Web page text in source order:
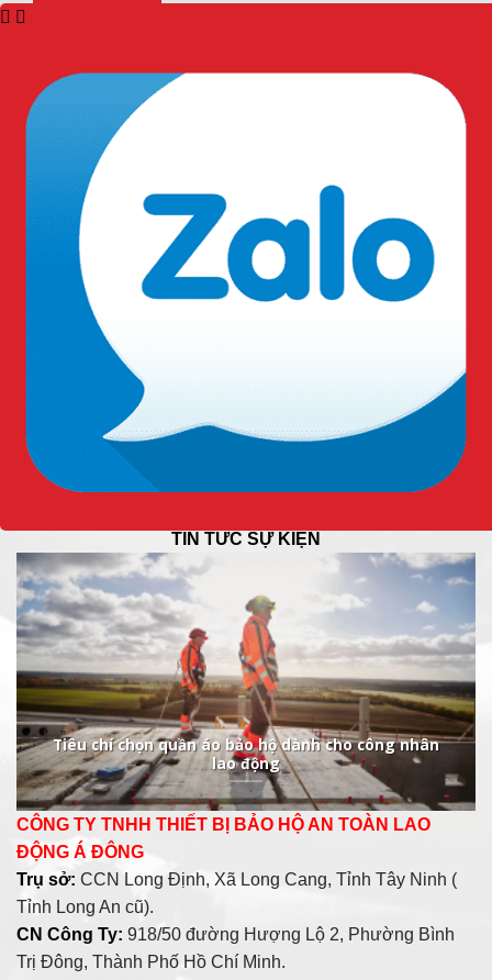
HỖ TRỢ KHÁCH HÀNG
TƯ VẤN KỸ THUẬT:
Hotline: 0909.568.729
TƯ VẤN SẢN PHẨM:
Hotline: 0909.568.729
Chính sách bảo mật
Thanh toán - vận chuyển
TIN TỨC SỰ KIỆN
Tiêu chí chọn quần áo bảo hộ dành cho công nhân
lao động
CÔNG TY TNHH THIẾT BỊ BẢO HỘ AN TOÀN LAO
ĐỘNG Á ĐÔNG
Trụ sở: CCN Long Định, Xã Long Cang, Tỉnh Tây Ninh (
Tỉnh Long An cũ).
CN Công Ty: 918/50 đường Hượng Lộ 2, Phường Bình
Trị Đông, Thành Phố Hồ Chí Minh.